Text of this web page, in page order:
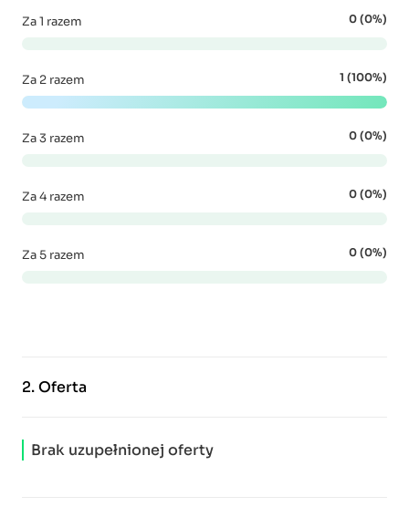
Za 1 razem 0 (0%)
Za 2 razem 1 (100%)
Za 3 razem 0 (0%)
Za 4 razem 0 (0%)
Za 5 razem 0 (0%)
2.Oferta
Brak uzupełnionej oferty